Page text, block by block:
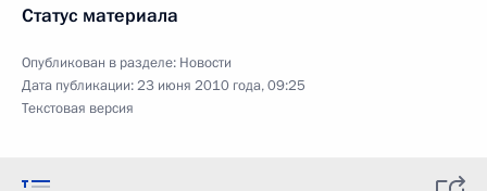
Статус материала
Опубликован в разделе: Новости
Дата публикации:23 июня 2010 года, 09:25
Текстовая версия